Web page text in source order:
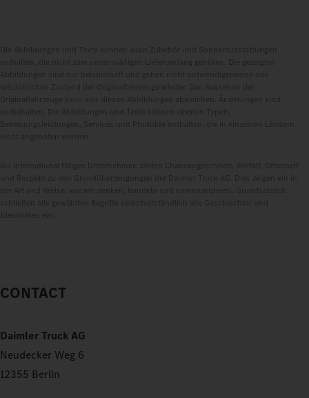
CONTACT
Daimler Truck AG
Neudecker Weg 6
12355 Berlin